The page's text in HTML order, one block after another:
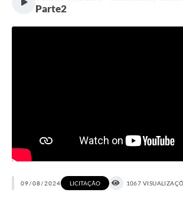
Parte2
09/08/2024 LICITAÇÃO 1067